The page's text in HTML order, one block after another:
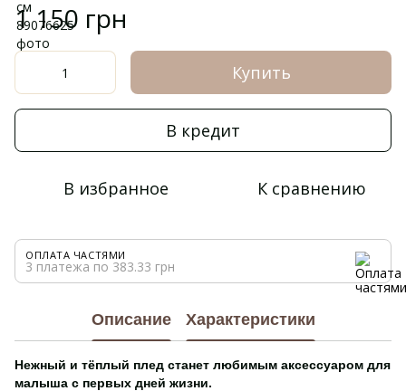
1 150 грн
Купить
В кредит
В избранное К сравнению
ОПЛАТА ЧАСТЯМИ
3 платежа по 383.33 грн
Описание Характеристики
Нежный и тёплый плед станет любимым аксессуаром для
малыша с первых дней жизни.